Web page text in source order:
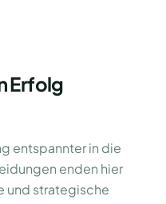
Erfolg
entspannter in die
enden hier
und strategische